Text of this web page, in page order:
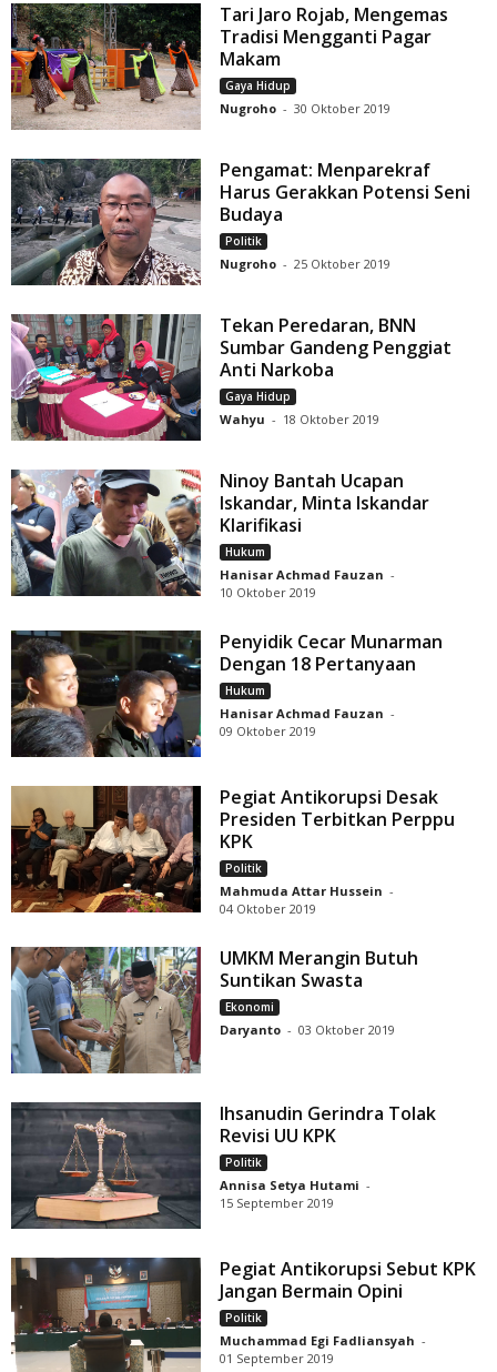
Tari Jaro Rojab, Mengemas
Tradisi Mengganti Pagar
Makam
Gaya Hidup
Nugroho - 30 Oktober 2019
Pengamat: Menparekraf
Harus Gerakkan Potensi Seni
Budaya
Politik
Nugroho - 25 Oktober 2019
Tekan Peredaran, BNN
Sumbar Gandeng Penggiat
Anti Narkoba
Gaya Hidup
Wahyu - 18 Oktober 2019
Ninoy Bantah Ucapan
Iskandar, Minta Iskandar
Klarifikasi
Hukum
Hanisar Achmad Fauzan -
10 Oktober 2019
Penyidik Cecar Munarman
Dengan 18 Pertanyaan
Hukum
Hanisar Achmad Fauzan -
09 Oktober 2019
Pegiat Antikorupsi Desak
Presiden Terbitkan Perppu
KPK
Politik
Mahmuda Attar Hussein -
04 Oktober 2019
UMKM Merangin Butuh
Suntikan Swasta
Ekonomi
Daryanto - 03 Oktober 2019
Ihsanudin Gerindra Tolak
Revisi UU KPK
Politik
Annisa Setya Hutami -
15 September 2019
Pegiat Antikorupsi Sebut KPK
Jangan Bermain Opini
Politik
Muchammad Egi Fadliansyah -
01 September 2019